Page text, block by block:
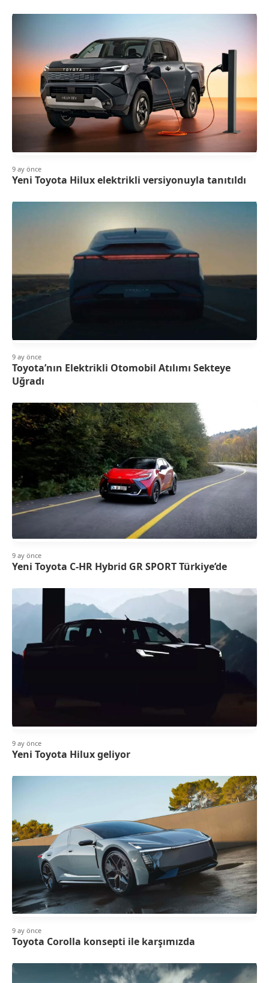
9 ay önce
Yeni Toyota Hilux elektrikli versiyonuyla tanıtıldı
9 ay önce
Toyota’nın Elektrikli Otomobil Atılımı Sekteye
Uğradı
9 ay önce
Yeni Toyota C-HR Hybrid GR SPORT Türkiye’de
9 ay önce
Yeni Toyota Hilux geliyor
9 ay önce
Toyota Corolla konsepti ile karşımızda